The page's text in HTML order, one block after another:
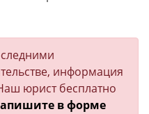
информация
юрист бесплатно
в форме